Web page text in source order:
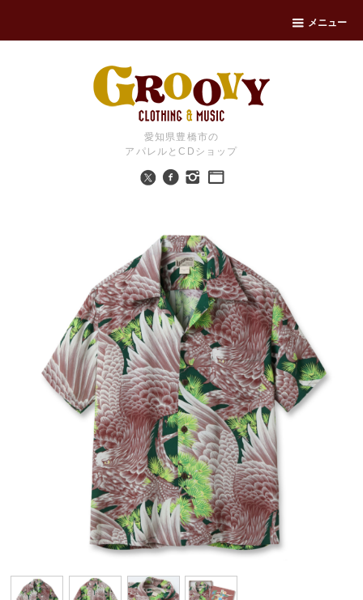
メニュー
愛知県豊橋市の
アパレルとCDショップ